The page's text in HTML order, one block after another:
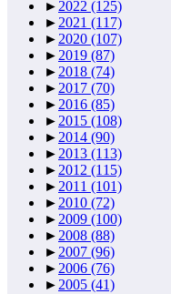
► 2022 (125)
► 2021 (117)
► 2020 (107)
► 2019 (87)
► 2018 (74)
► 2017 (70)
► 2016 (85)
► 2015 (108)
► 2014 (90)
► 2013 (113)
► 2012 (115)
► 2011 (101)
► 2010 (72)
► 2009 (100)
► 2008 (88)
► 2007 (96)
► 2006 (76)
► 2005 (41)